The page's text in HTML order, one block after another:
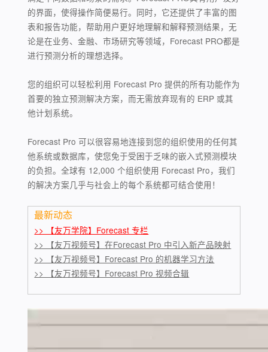
的界面，使得操作简便易行。同时，它还提供了丰富的图
表和报告功能，帮助用户更好地理解和解释预测结果，无
论是在业务、金融、市场研究等领域，Forecast PRO都是
进行预测分析的理想选择。
您的组织可以轻松利用 Forecast Pro 提供的所有功能作为
首要的独立预测解决方案，而无需放弃现有的 ERP 或其
他计划系统。
Forecast Pro 可以很容易地连接到您的组织使用的任何其
他系统或数据库，使您免于受困于乏味的嵌入式预测模块
的负担。全球有 12,000 个组织使用 Forecast Pro，我们
的解决方案几乎与社会上的每个系统都可结合使用！
最新动态
>> 【友万学院】Forecast 专栏
>> 【友万视频号】在Forecast Pro 中引入新产品映射
>> 【友万视频号】Forecast Pro 的机器学习方法
>> 【友万视频号】Forecast Pro 视频合辑